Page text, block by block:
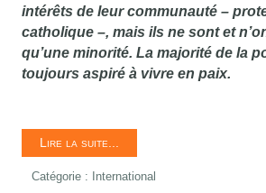
intérêts de leur communauté –
catholique –, mais ils ne sont et
qu’une minorité. La majorité de la
toujours aspiré à vivre en paix.
Lire la suite...
Catégorie : International